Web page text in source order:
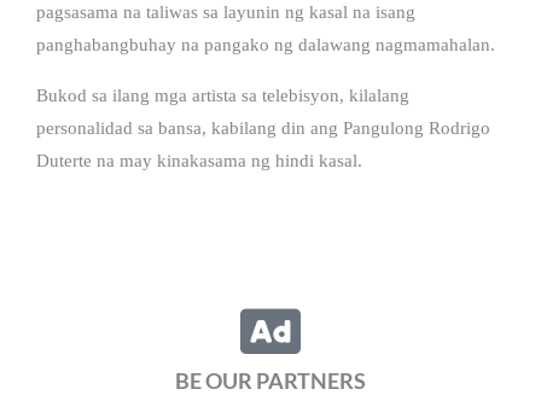
pagsasama na taliwas sa layunin ng kasal na isang
panghabangbuhay na pangako ng dalawang nagmamahalan.
Bukod sa ilang mga artista sa telebisyon, kilalang
personalidad sa bansa, kabilang din ang Pangulong Rodrigo
Duterte na may kinakasama ng hindi kasal.
BE OUR PARTNERS